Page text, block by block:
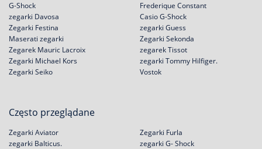
G-Shock
zegarki Davosa
Zegarki Festina
Frederique Constant
Casio G-Shock
zegarki Guess
Maserati zegarki
Zegarek Mauric Lacroix
Zegarki Michael Kors
Zegarki Seiko
Zegarki Sekonda
zegarek Tissot
zegarki Tommy Hilfiger.
Vostok
Często przeglądane
Zegarki Aviator
zegarki Balticus.
Zegarki Furla
zegarki G- Shock